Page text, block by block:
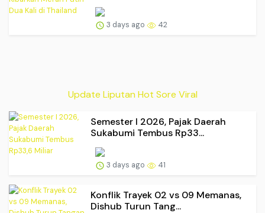
3 days ago 42
Update Liputan Hot Sore Viral
Semester I 2026, Pajak Daerah
Sukabumi Tembus Rp33...
3 days ago 41
Konflik Trayek 02 vs 09 Memanas,
Dishub Turun Tang...